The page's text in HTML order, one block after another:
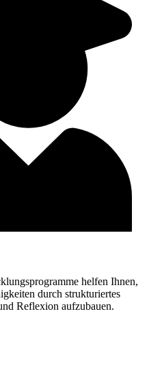
helfen Ihnen,
durch strukturiertes
Reflexion aufzubauen.